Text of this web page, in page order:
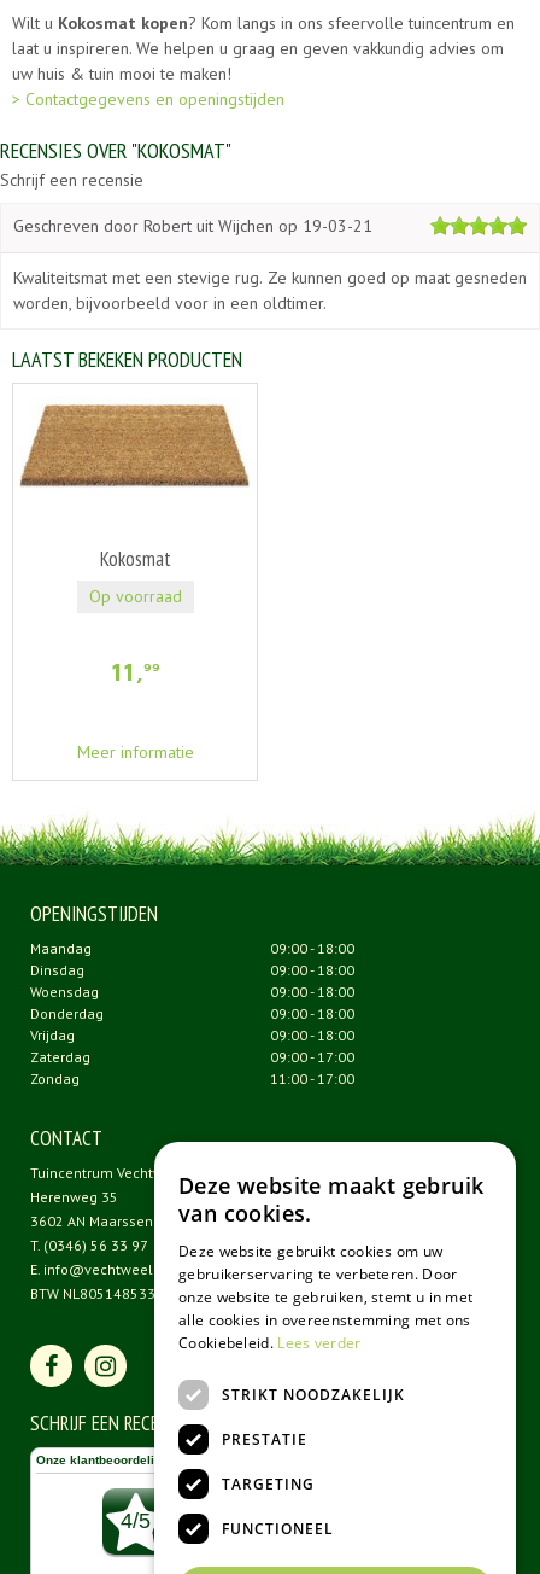
Wilt u Kokosmat kopen? Kom langs in ons sfeervolle tuincentrum en
laat u inspireren. We helpen u graag en geven vakkundig advies om
uw huis & tuin mooi te maken!
> Contactgegevens en openingstijden
RECENSIES OVER "KOKOSMAT"
Schrijf een recensie
Geschreven door Robert uit Wijchen op 19-03-21
Kwaliteitsmat met een stevige rug. Ze kunnen goed op maat gesneden
worden, bijvoorbeeld voor in een oldtimer.
LAATST BEKEKEN PRODUCTEN
Kokosmat
11 ,99
Meer informatie
Op voorraad
OPENINGSTIJDEN
Maandag
09:00 - 18:00
Dinsdag
09:00 - 18:00
Woensdag
09:00 - 18:00
Donderdag
09:00 - 18:00
Vrijdag
09:00 - 18:00
Zaterdag
09:00 - 17:00
Zondag
11:00 - 17:00
CONTACT
Tuincentrum Vechtweelde
Herenweg 35
3602 AN Maarssen
T. (0346) 56 33 97
E. info@vechtweelde.nl
BTW NL805148533B01
SCHRIJF EEN RECENSIE
Deze website maakt gebruik
van cookies.
Deze website gebruikt cookies om uw
gebruikerservaring te verbeteren. Door
onze website te gebruiken, stemt u in met
alle cookies in overeenstemming met ons
Cookiebeleid. Lees verder
STRIKT NOODZAKELIJK
PRESTATIE
TARGETING
FUNCTIONEEL